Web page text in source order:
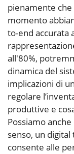
pienamente che
momento
to-end accurata
all'80%,
dinamica del
implicazioni di
regolare
produttive e
Possiamo
senso, un
consente alle